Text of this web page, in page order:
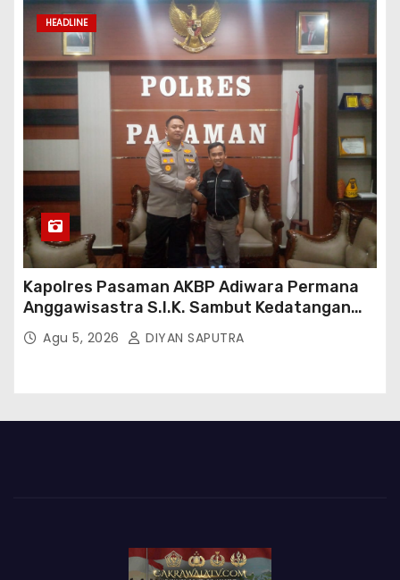
HEADLINE
Kapolres Pasaman AKBP Adiwara Permana
Anggawisastra S.I.K. Sambut Kedatangan
Kepala Cakrawala Tv Sumatera Barat
Agu 5, 2026 DIYAN SAPUTRA